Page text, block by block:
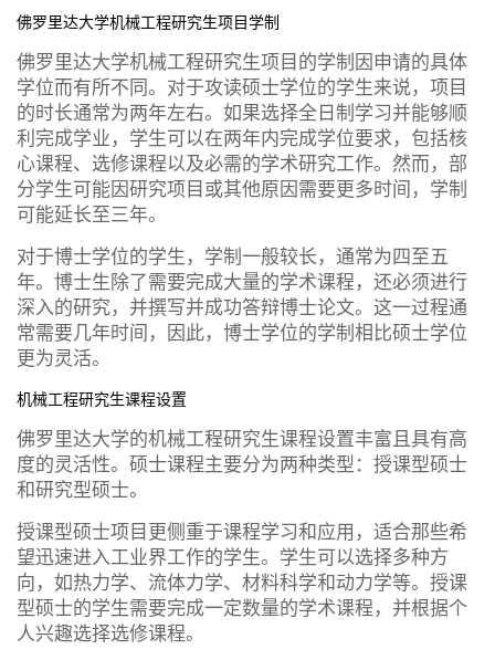
佛罗里达大学机械工程研究生项目学制
佛罗里达大学机械工程研究生项目的学制因申请的具体
学位而有所不同。对于攻读硕士学位的学生来说，项目
的时长通常为两年左右。如果选择全日制学习并能够顺
利完成学业，学生可以在两年内完成学位要求，包括核
心课程、选修课程以及必需的学术研究工作。然而，部
分学生可能因研究项目或其他原因需要更多时间，学制
可能延长至三年。
对于博士学位的学生，学制一般较长，通常为四至五
年。博士生除了需要完成大量的学术课程，还必须进行
深入的研究，并撰写并成功答辩博士论文。这一过程通
常需要几年时间，因此，博士学位的学制相比硕士学位
更为灵活。
机械工程研究生课程设置
佛罗里达大学的机械工程研究生课程设置丰富且具有高
度的灵活性。硕士课程主要分为两种类型：授课型硕士
和研究型硕士。
授课型硕士项目更侧重于课程学习和应用，适合那些希
望迅速进入工业界工作的学生。学生可以选择多种方
向，如热力学、流体力学、材料科学和动力学等。授课
型硕士的学生需要完成一定数量的学术课程，并根据个
人兴趣选择选修课程。